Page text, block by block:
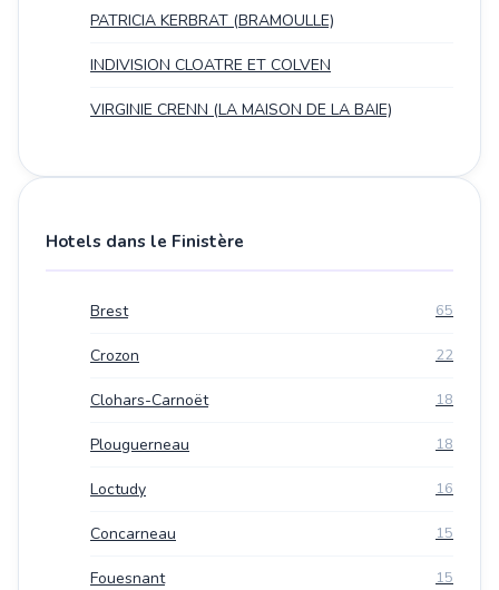
PATRICIA KERBRAT (BRAMOULLE)
INDIVISION CLOATRE ET COLVEN
VIRGINIE CRENN (LA MAISON DE LA BAIE)
Hotels dans le Finistère
Brest 65
Crozon 22
Clohars-Carnoët 18
Plouguerneau 18
Loctudy 16
Concarneau 15
Fouesnant 15